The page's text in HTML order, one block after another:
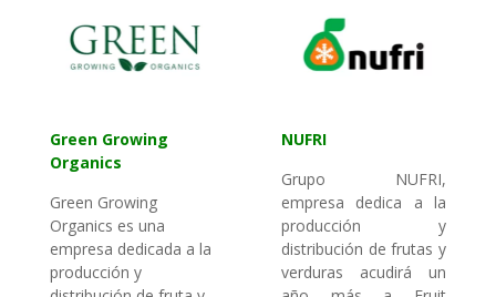
Green Growing
Organics
Green Growing
Organics es una
empresa dedicada a la
producción y
NUFRI
Grupo NUFRI,
empresa dedica a la
producción y
distribución de frutas y
verduras acudirá un